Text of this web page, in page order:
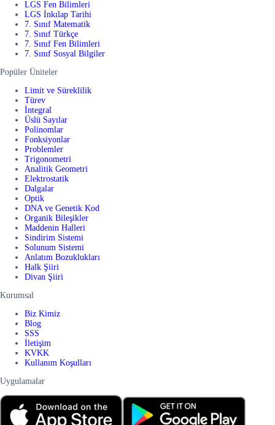
LGS Fen Bilimleri
LGS İnkılap Tarihi
7. Sınıf Matematik
7. Sınıf Türkçe
7. Sınıf Fen Bilimleri
7. Sınıf Sosyal Bilgiler
Popüler Üniteler
Limit ve Süreklilik
Türev
İntegral
Üslü Sayılar
Polinomlar
Fonksiyonlar
Problemler
Trigonometri
Analitik Geometri
Elektrostatik
Dalgalar
Optik
DNA ve Genetik Kod
Organik Bileşikler
Maddenin Halleri
Sindirim Sistemi
Solunum Sistemi
Anlatım Bozuklukları
Halk Şiiri
Divan Şiiri
Kurumsal
Biz Kimiz
Blog
SSS
İletişim
KVKK
Kullanım Koşulları
Uygulamalar